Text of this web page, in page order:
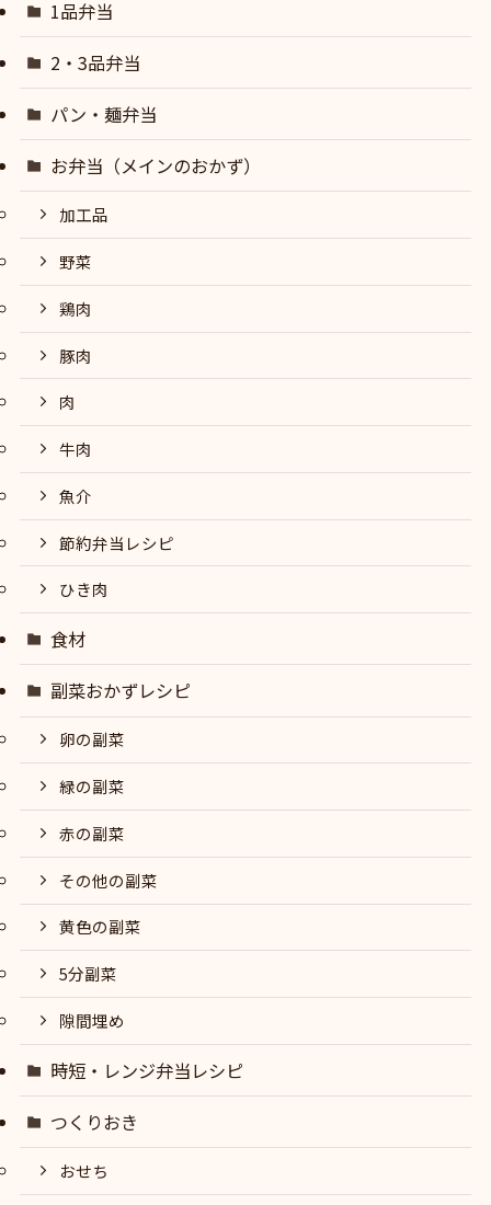
1品弁当
2・3品弁当
パン・麺弁当
お弁当（メインのおかず）
加工品
野菜
鶏肉
豚肉
肉
牛肉
魚介
節約弁当レシピ
ひき肉
食材
副菜おかずレシピ
卵の副菜
緑の副菜
赤の副菜
その他の副菜
黄色の副菜
5分副菜
隙間埋め
時短・レンジ弁当レシピ
つくりおき
おせち